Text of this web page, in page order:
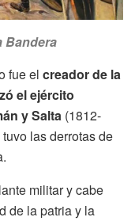
Bandera
fue el creador de la
el ejército
y Salta (1812-
las derrotas de
militar y cabe
de la patria y la